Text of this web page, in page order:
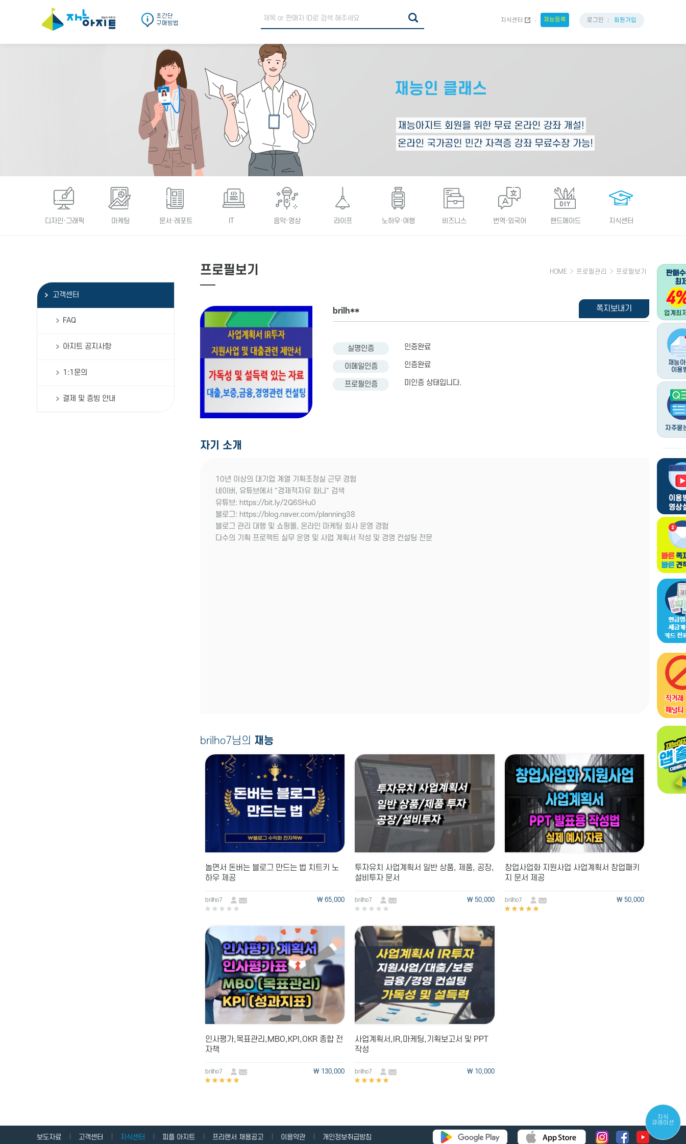
초간단
구매방법
지식센터 재능등록 로그인 회원가입
디자인·그래픽 마케팅 문서·레포트 음악·영상 라이프 노하우·여행 비즈니스 번역·외국어 핸드메이드 지식센터
고객센터
FAQ
아지트 공지사항
1:1문의
결제 및 증빙 안내
프로필보기 HOME 프로필관리 프로필보기
brilh** 쪽지보내기
실명인증 인증완료
이메일인증 인증완료
프로필인증 미인증 상태입니다.
자기 소개
10년 이상의 대기업 계열 기획조정실 근무 경험
네이버, 유튜브에서 "경제적자유 화니" 검색
유튜브: https://bit.ly/2Q6SHu0
블로그: https://blog.naver.com/planning38
블로그 관리 대행 및 쇼핑몰, 온라인 마케팅 회사 운영 경험
다수의 기획 프로젝트 실무 운영 및 사업 계획서 작성 및 경영 컨설팅 전문
brilho7님의 재능
놀면서 돈버는 블로그 만드는 법 치트키 노
하우 제공
brilho7 \ 65,000
투자유치 사업계획서 일반 상품, 제품, 공장,
설비투자 문서
brilho7 \ 50,000
창업사업화 지원사업 사업계획서 창업패키
지 문서 제공
brilho7 \ 50,000
인사평가,목표관리,MBO,KPI,OKR 종합 전
자책
brilho7 \ 130,000
사업계획서,IR,마케팅,기획보고서 및 PPT
작성
brilho7 \ 10,000
지식
큐레이션
보도자료 고객센터 지식센터 피플 아지트 프리랜서 채용공고 이용약관 개인정보취급방침